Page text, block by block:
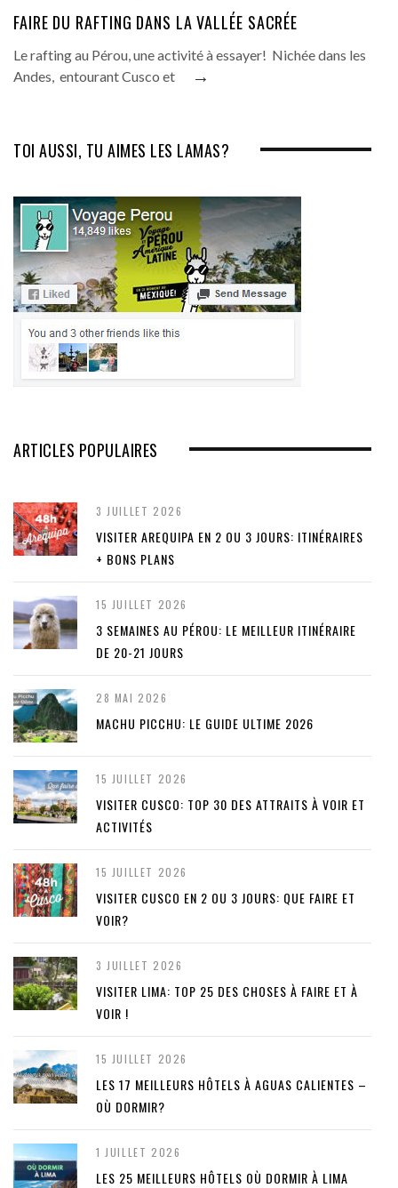
FAIRE DU RAFTING DANS LA VALLÉE SACRÉE
Le rafting au Pérou, une activité à essayer! Nichée dans les
Andes, entourant Cusco et
→
TOI AUSSI, TU AIMES LES LAMAS?
ARTICLES POPULAIRES
3 JUILLET 2026
VISITER AREQUIPA EN 2 OU 3 JOURS: ITINÉRAIRES
+ BONS PLANS
15 JUILLET 2026
3 SEMAINES AU PÉROU: LE MEILLEUR ITINÉRAIRE
DE 20-21 JOURS
28 MAI 2026
MACHU PICCHU: LE GUIDE ULTIME 2026
15 JUILLET 2026
VISITER CUSCO: TOP 30 DES ATTRAITS À VOIR ET
ACTIVITÉS
15 JUILLET 2026
VISITER CUSCO EN 2 OU 3 JOURS: QUE FAIRE ET
VOIR?
3 JUILLET 2026
VISITER LIMA: TOP 25 DES CHOSES À FAIRE ET À
VOIR !
15 JUILLET 2026
LES 17 MEILLEURS HÔTELS À AGUAS CALIENTES –
OÙ DORMIR?
1 JUILLET 2026
LES 25 MEILLEURS HÔTELS OÙ DORMIR À LIMA